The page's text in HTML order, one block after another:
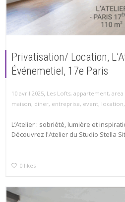
Privatisation/ Location,
Événemetiel, 17e Paris
10 avril 2025, Les Lofts, appartement, area
maison, diner, entreprise, event, location,
L’Atelier : sobriété, lumière et
Découvrez l'Atelier du Studio Stella
0 likes